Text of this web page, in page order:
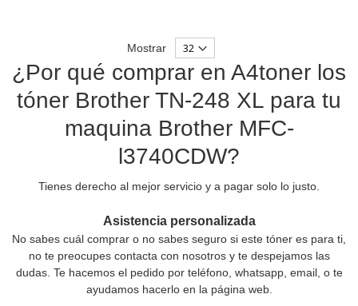
Mostrar
¿Por qué comprar en A4toner los
tóner Brother TN-248 XL para tu
maquina Brother MFC-
l3740CDW?
Tienes derecho al mejor servicio y a pagar solo lo justo.
Asistencia personalizada
No sabes cuál comprar o no sabes seguro si este tóner es para ti,
no te preocupes contacta con nosotros y te despejamos las
dudas. Te hacemos el pedido por teléfono, whatsapp, email, o te
ayudamos hacerlo en la página web.